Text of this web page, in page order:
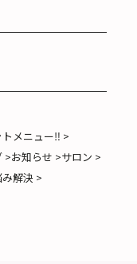
トメニュー‼️ >
>お知らせ >サロン >
解決 >